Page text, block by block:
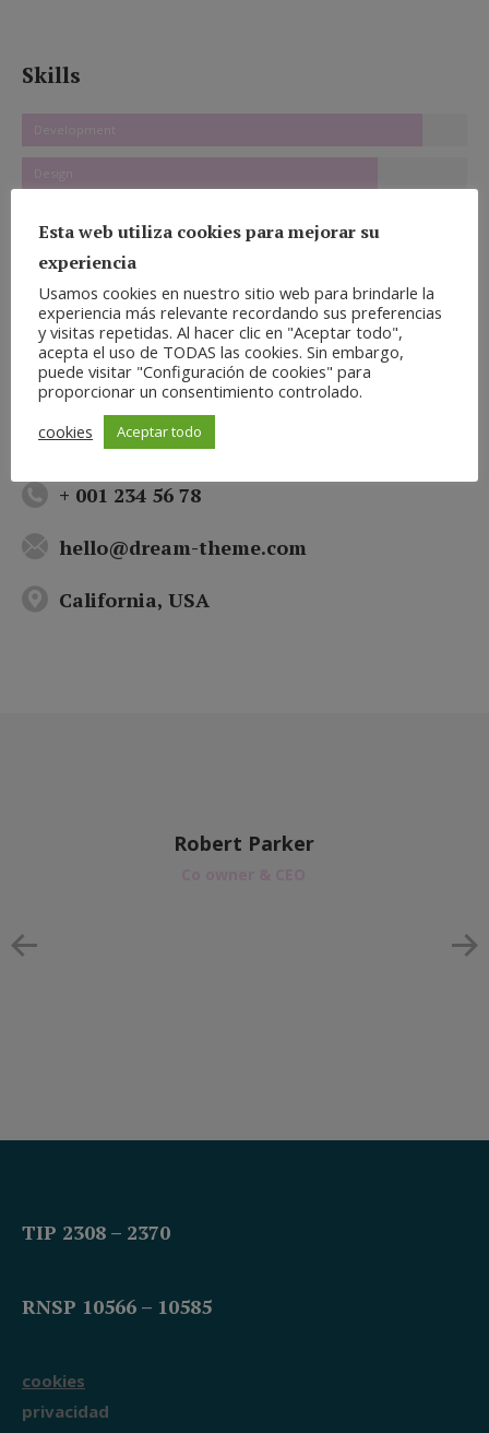
Skills
Development
Design
Marketing
Photography
Communication
Contact info
+ 001 234 56 78
hello@dream-theme.com
California, USA
Robert Parker
TIP 2308 – 2370
RNSP 10566 – 10585
cookies
privacidad
Esta web utiliza cookies para mejorar su
experiencia
Usamos cookies en nuestro sitio web para brindarle la
experiencia más relevante recordando sus preferencias
y visitas repetidas. Al hacer clic en "Aceptar todo",
acepta el uso de TODAS las cookies. Sin embargo,
puede visitar "Configuración de cookies" para
proporcionar un consentimiento controlado.
cookies
Aceptar todo